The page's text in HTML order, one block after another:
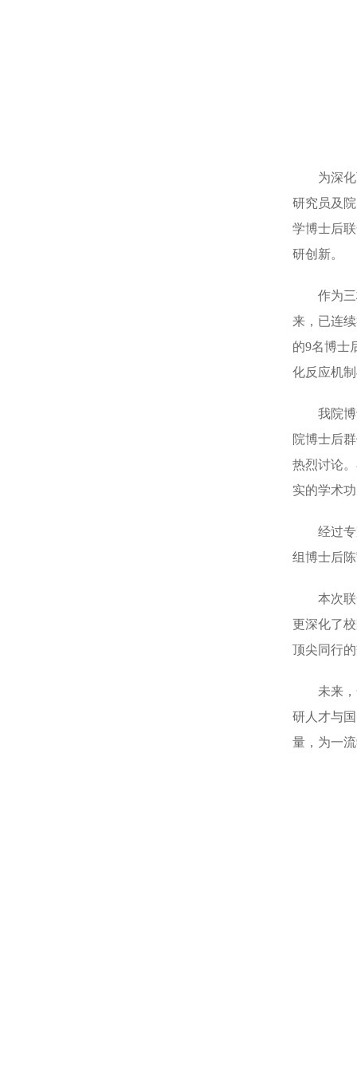
为深
研究员及
学博士后
研创新。
作为
来，已连
的9名博士
化反应机
我院
院博士后
热烈讨论
实的学术
经过
组博士后
本次
更深化了
顶尖同行
未来
研人才与
量，为一